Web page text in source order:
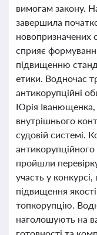
вимогам закону.
завершила
новопризначених
сприяє
підвищенню
етики. Водночас
антикорупційні
Юрія
внутрішнього
судовій системі.
антикорупційного
пройшли
участь у
підвищення
топкорупцію.
наголошують на